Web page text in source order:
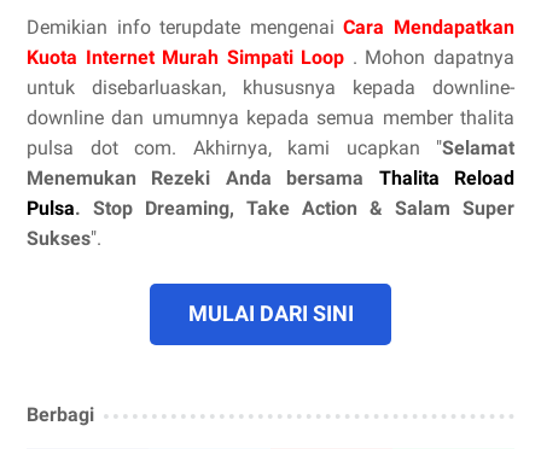
Demikian info terupdate mengenaiCara Mendapatkan
Kuota Internet Murah Simpati Loop . Mohon dapatnya
untuk disebarluaskan, khususnya kepada downline-
downline dan umumnya kepada semua member thalita
pulsa dot com. Akhirnya, kami ucapkan "Selamat
Menemukan Rezeki Anda bersama Thalita Reload
Pulsa. Stop Dreaming, Take Action & Salam Super
Sukses".
MULAI DARI SINI
Berbagi